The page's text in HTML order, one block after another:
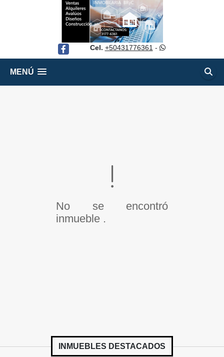
Facebook Cel. +50431776361 -
MENÚ
No se encontró
inmueble .
INMUEBLES DESTACADOS